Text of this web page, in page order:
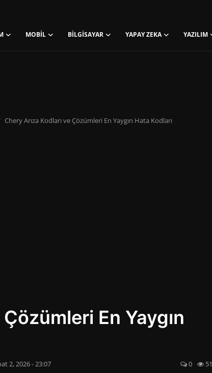
MOBIL BILGISAYAR YAPAY ZEKA YAZILIM
Chery Arıza Kodları ve Çözümleri En Yaygın Hata Kodları
En Yaygın
2, 2026 - 23:07 0 51